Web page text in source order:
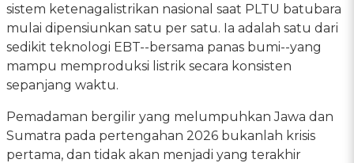
sistem ketenagalistrikan nasional saat PLTU batubara
mulai dipensiunkan satu per satu. Ia adalah satu dari
sedikit teknologi EBT--bersama panas bumi--yang
mampu memproduksi listrik secara konsisten
sepanjang waktu.
Pemadaman bergilir yang melumpuhkan Jawa dan
Sumatra pada pertengahan 2026 bukanlah krisis
pertama, dan tidak akan menjadi yang terakhir